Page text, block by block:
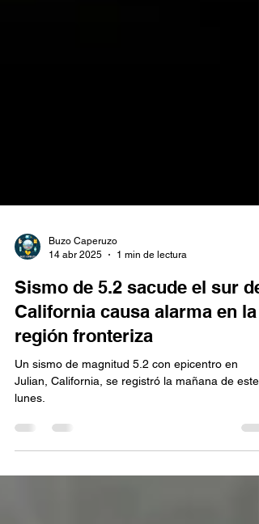
14 abr 2025
1 min de lectura
Sismo de 5.2 sacude el sur de
California causa alarma en la
región fronteriza
Un sismo de magnitud 5.2 con epicentro en
lunes.